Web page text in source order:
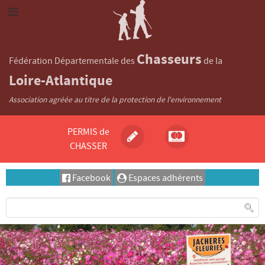
Fédération Départementale des Chasseurs de la
Loire-Atlantique
Association agréée au titre de la protection de l'environnement
PERMIS de
CHASSER
Facebook Espaces adhérents